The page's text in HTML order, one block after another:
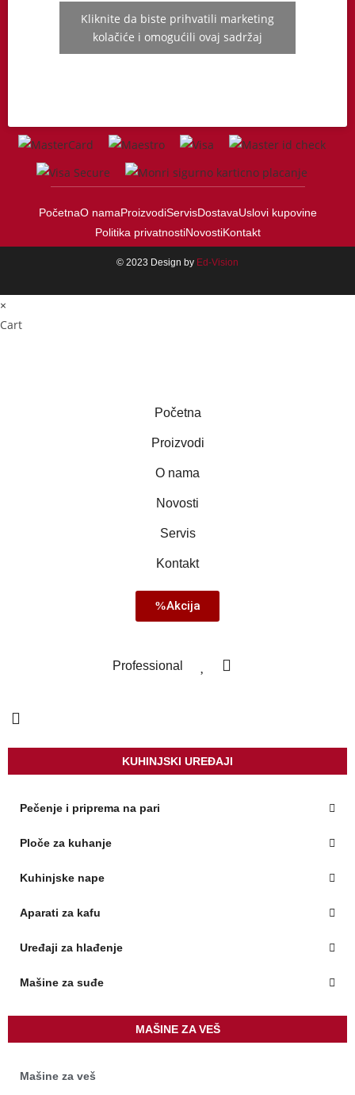
Kliknite da biste prihvatili marketing
kolačiće i omogućili ovaj sadržaj
PočetnaO namaProizvodiServisDostavaUslovi kupovine
Politika privatnostiNovostiKontakt
© 2023 Design by Ed-Vision
×
Cart
Početna
Proizvodi
O nama
Novosti
Servis
Kontakt
Akcija
Professional
KUHINJSKI UREĐAJI
Pečenje i priprema na pari
Ploče za kuhanje
Kuhinjske nape
Aparati za kafu
Uređaji za hlađenje
Mašine za suđe
MAŠINE ZA VEŠ
Mašine za veš